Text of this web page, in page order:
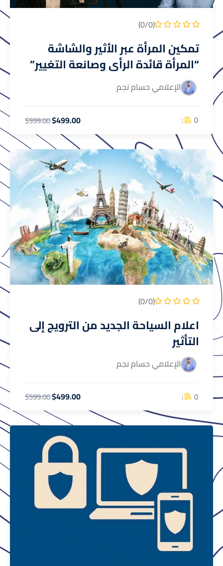
(0/0)
تمكين المرأة عبر الأثير والشاشة
“المرأة قائدة الرأي وصانعة التغيير”
الإعلامي حسام نجم
0 :
$499.00
$599.00
(0/0)
اعلام السياحة الجديد من الترويج إلى
التأثير
الإعلامي حسام نجم
0 :
$499.00
$599.00